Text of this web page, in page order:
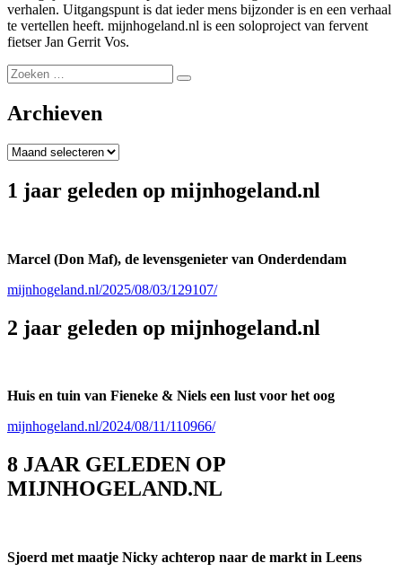
verhalen. Uitgangspunt is dat ieder mens bijzonder is en een verhaal
te vertellen heeft. mijnhogeland.nl is een soloproject van fervent
fietser Jan Gerrit Vos.
Zoeken
naar:
Zoeken
Archieven
Archieven
1 jaar geleden op mijnhogeland.nl
Marcel (Don Maf), de levensgenieter van Onderdendam
mijnhogeland.nl/2025/08/03/129107/
2 jaar geleden op mijnhogeland.nl
Huis en tuin van Fieneke & Niels een lust voor het oog
mijnhogeland.nl/2024/08/11/110966/
8 JAAR GELEDEN OP
MIJNHOGELAND.NL
Sjoerd met maatje Nicky achterop naar de markt in Leens